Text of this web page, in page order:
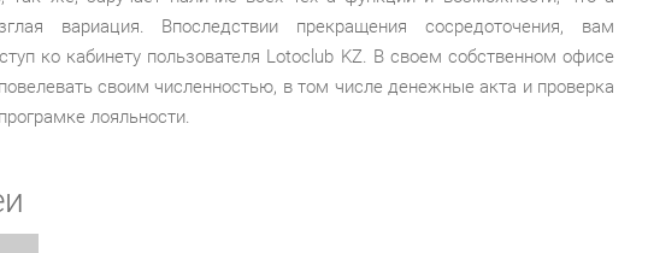
вариация. Впоследствии прекращения сосредоточения, вам
ко кабинету пользователя Lotoclub KZ. В своем собственном офисе
своим численностью, в том числе денежные акта и проверка
лояльности.